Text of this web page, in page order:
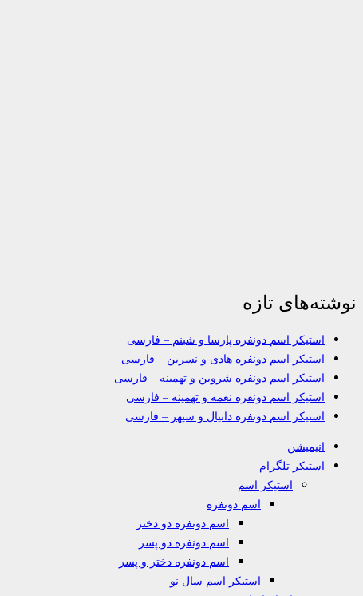
نوشته‌های تازه
استیکر اسم دونفره پارسا و شبنم – فارسی
استیکر اسم دونفره هادی و نسرین – فارسی
استیکر اسم دونفره شروین و تهمینه – فارسی
استیکر اسم دونفره نغمه و تهمینه – فارسی
استیکر اسم دونفره دانیال و سپهر – فارسی
انیمیشن
استیکر تلگرام
استیکر اسم
اسم دونفره
اسم دونفره دو دختر
اسم دونفره دو پسر
اسم دونفره دختر و پسر
استیکر اسم سال نو